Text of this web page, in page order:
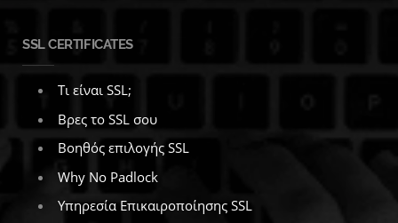
SSL CERTIFICATES
Τι είναι SSL;
Βρες το SSL σου
Βοηθός επιλογής SSL
Why No Padlock
Υπηρεσία Επικαιροποίησης SSL